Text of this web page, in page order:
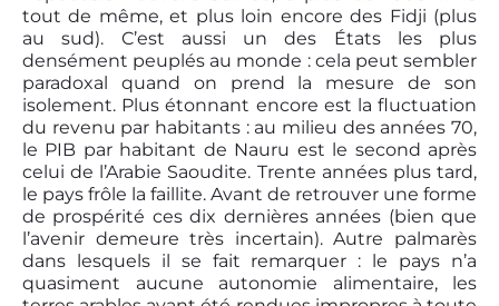
tout de même, et plus loin encore des Fidji (plus
au sud). C’est aussi un des États les plus
densément peuplés au monde : cela peut sembler
paradoxal quand on prend la mesure de son
isolement. Plus étonnant encore est la fluctuation
du revenu par habitants : au milieu des années 70,
le PIB par habitant de Nauru est le second après
celui de l’Arabie Saoudite. Trente années plus tard,
le pays frôle la faillite. Avant de retrouver une forme
de prospérité ces dix dernières années (bien que
l’avenir demeure très incertain). Autre palmarès
dans lesquels il se fait remarquer : le pays n’a
quasiment aucune autonomie alimentaire, les